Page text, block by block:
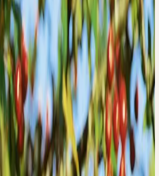
mit sich, die man in jungen Jahren noch
Gelassenheit, die Fähigkeit, das
Es bringt aber auch Aufgaben:
schwerere Glieder, Durchblutung, die nicht
ist, Gedächtnis, das sortiert werden will.